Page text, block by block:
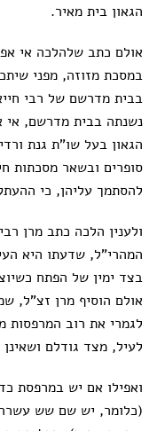
הגאון בית מאיר.
אולם כתב שלהלכה אי
במסכת מזוזה, מפני
בבית מדרשם של רבי
נשנתה בבית מדרשם, אי
הגאון בעל שו”ת גנת
סופרים ובשאר מסכתות
להסתמך עליהן, כי
ולענין הלכה כתב מרן
המהרי”ל, שדעתו היא
בצד ימין של הפתח
אולם הוסיף מרן זצ”ל,
לגמרי את רוב המרפסות
לעיל, מצד גודלם
ואפילו אם יש במרפסת
(כלומר, יש שם שש עשרה